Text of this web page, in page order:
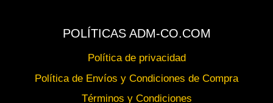
POLÍTICAS ADM-CO.COM
Política de privacidad
Política de Envíos y Condiciones de Compra
Términos y Condiciones